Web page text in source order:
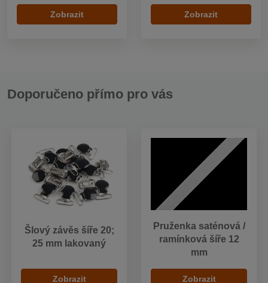
Zobrazit Zobrazit
Doporučeno přímo pro vás
Šlový závěs šíře 20;
25 mm lakovaný
Zobrazit
Pruženka saténová /
ramínková šíře 12
mm
Zobrazit